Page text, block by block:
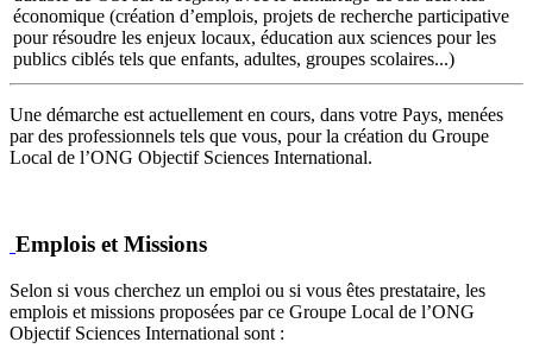
économique (création d’emplois, projets de recherche participative
pour résoudre les enjeux locaux, éducation aux sciences pour les
publics ciblés tels que enfants, adultes, groupes scolaires...)
Une démarche est actuellement en cours, dans votre Pays, menées
par des professionnels tels que vous, pour la création du Groupe
Local de l’ONG Objectif Sciences International.
Emplois et Missions
Selon si vous cherchez un emploi ou si vous êtes prestataire, les
emplois et missions proposées par ce Groupe Local de l’ONG
Objectif Sciences International sont :